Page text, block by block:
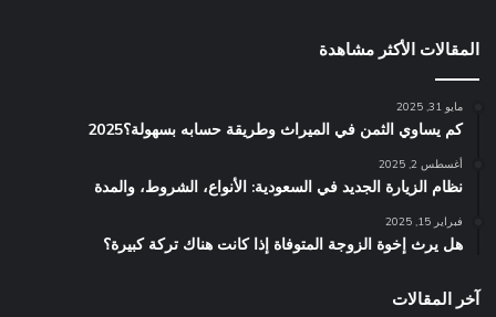
المقالات الأكثر مشاهدة
مايو 31, 2025
كم يساوي الثمن في الميراث​ وطريقة حسابه بسهولة؟2025
أغسطس 2, 2025
نظام الزيارة الجديد في السعودية: الأنواع، الشروط، والمدة
فبراير 15, 2025
هل يرث إخوة الزوجة المتوفاة إذا كانت هناك تركة كبيرة؟
آخر المقالات